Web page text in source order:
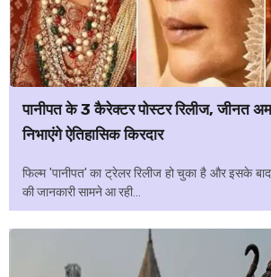
पानीपत के 3 कैरेक्टर पोस्टर रिलीज, जीनत
निभाएंगे ऐतिहासिक किरदार
फिल्म 'पानीपत' का ट्रेलर रिलीज हो चुका है और इसके
की जानकारी सामने आ रही...